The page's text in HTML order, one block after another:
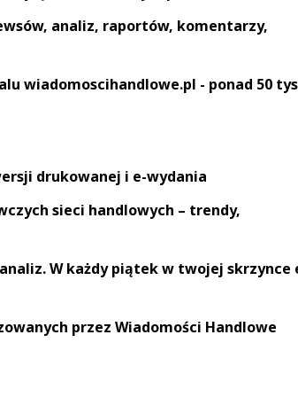
analiz, raportów, komentarzy,
wiadomoscihandlowe.pl - ponad 50
drukowanej i e-wydania
sieci handlowych – trendy,
W każdy piątek w twojej skrzynce
przez Wiadomości Handlowe